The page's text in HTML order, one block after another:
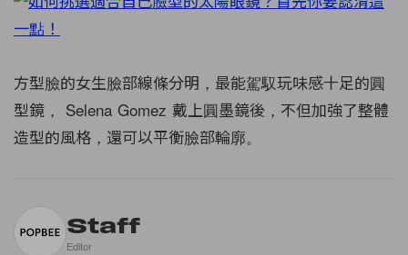
方型臉的女生臉部線條分明，最能駕馭玩味感十足的圓
型鏡， Selena Gomez 戴上圓墨鏡後，不但加強了整體
造型的風格，還可以平衡臉部輪廓。
Staff
Editor